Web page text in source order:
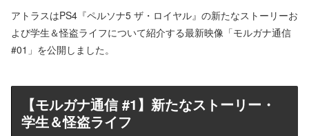
アトラスはPS4『ペルソナ5 ザ・ロイヤル』の新たなストーリーお
よび学生＆怪盗ライフについて紹介する最新映像「モルガナ通信
#01」を公開しました。
【モルガナ通信 #1】新たなストーリー・
学生＆怪盗ライフ